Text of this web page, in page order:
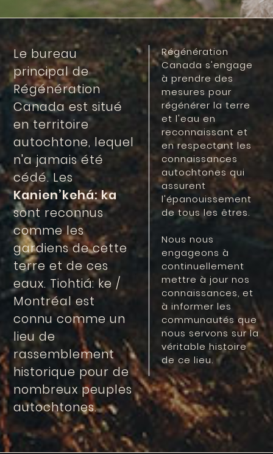
Le bureau
principal de
Régénération
Canada est situé
en territoire
autochtone, lequel
n'a jamais été
cédé. Les
Kanien’kehá: ka
sont reconnus
comme les
gardiens de cette
terre et de ces
eaux. Tiohtiá: ke /
Montréal est
connu comme un
lieu de
rassemblement
historique pour de
nombreux peuples
autochtones.
Régénération
Canada s'engage
à prendre des
mesures pour
régénérer la terre
et l'eau en
reconnaissant et
en respectant les
connaissances
autochtones qui
assurent
l'épanouissement
de tous les êtres.
Nous nous
engageons à
continuellement
mettre à jour nos
connaissances, et
à informer les
communautés que
nous servons sur la
véritable histoire
de ce lieu.